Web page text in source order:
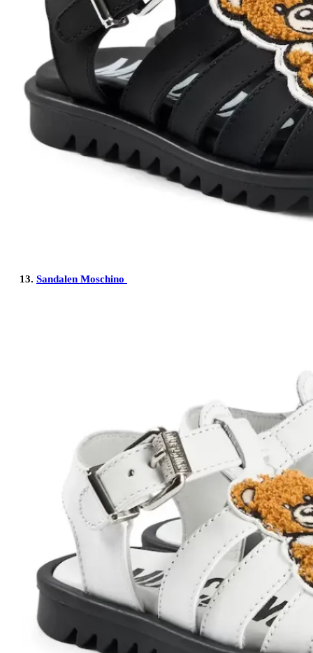
13. Sandalen Moschino